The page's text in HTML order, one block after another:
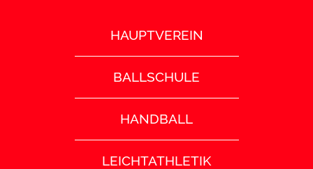
HAUPTVEREIN
BALLSCHULE
HANDBALL
LEICHTATHLETIK